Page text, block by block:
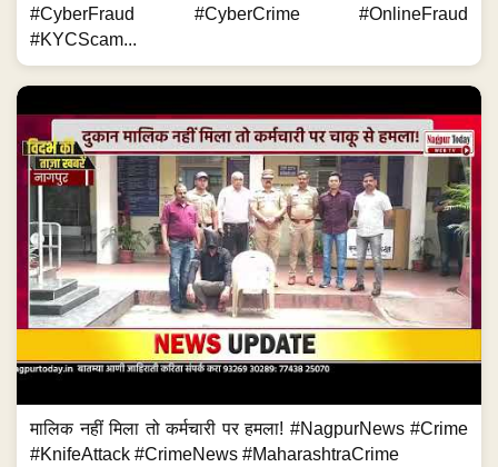
#CyberFraud #CyberCrime #OnlineFraud
#KYCScam...
मालिक नहीं मिला तो कर्मचारी पर हमला! #NagpurNews #Crime
#KnifeAttack #CrimeNews #MaharashtraCrime